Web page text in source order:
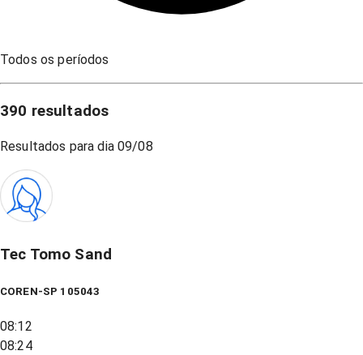
Todos os períodos
390 resultados
Resultados para dia 09/08
Tec Tomo Sand
COREN-SP 105043
08:12
08:24